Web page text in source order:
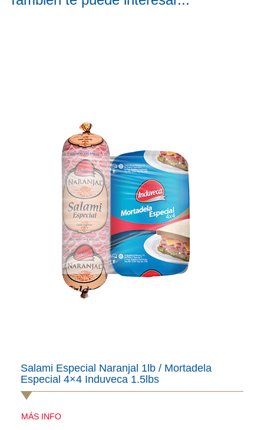
Salami Especial Naranjal 1lb / Mortadela
Especial 4×4 Induveca 1.5lbs
MÁS INFO